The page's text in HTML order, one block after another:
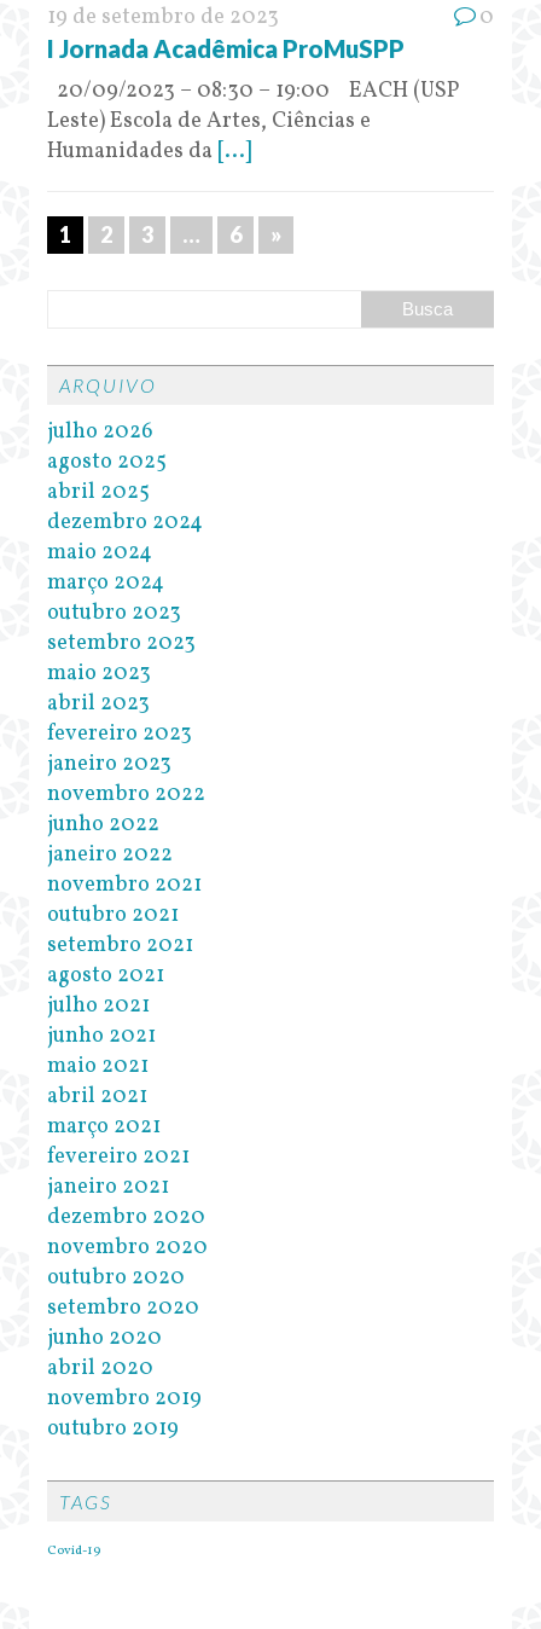
19 de setembro de 2023 0
I Jornada Acadêmica ProMuSPP
20/09/2023 – 08:30 – 19:00 EACH (USP
Leste) Escola de Artes, Ciências e
Humanidades da [...]
1 2 3 … 6 »
ARQUIVO
julho 2026
agosto 2025
abril 2025
dezembro 2024
maio 2024
março 2024
outubro 2023
setembro 2023
maio 2023
abril 2023
fevereiro 2023
janeiro 2023
novembro 2022
junho 2022
janeiro 2022
novembro 2021
outubro 2021
setembro 2021
agosto 2021
julho 2021
junho 2021
maio 2021
abril 2021
março 2021
fevereiro 2021
janeiro 2021
dezembro 2020
novembro 2020
outubro 2020
setembro 2020
junho 2020
abril 2020
novembro 2019
outubro 2019
TAGS
Covid-19